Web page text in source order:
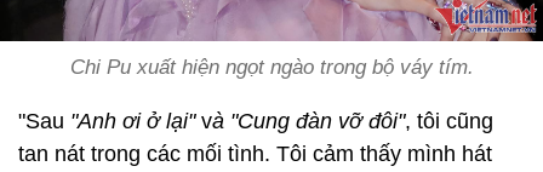
Chi Pu xuất hiện ngọt ngào trong bộ váy tím.
"Sau "Anh ơi ở lại"và "Cung đàn vỡ đôi", tôi cũng
tan nát trong các mối tình. Tôi cảm thấy mình hát